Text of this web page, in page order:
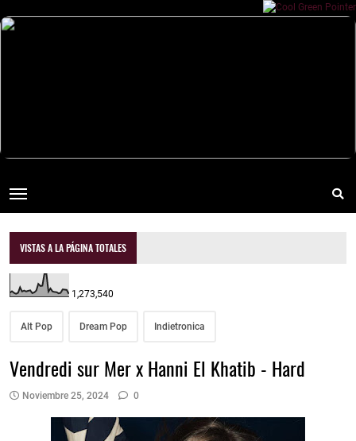
VISTAS A LA PÁGINA TOTALES
1,273,540
Alt Pop Dream Pop Indietronica
Vendredi sur Mer x Hanni El Khatib - Hard
Noviembre 25, 2024 0